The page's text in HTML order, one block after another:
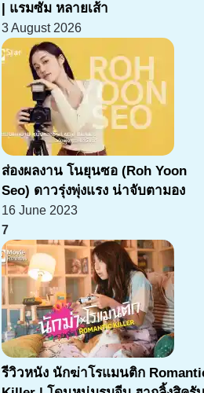
| แรมซัม หลายเส้า
3 August 2026
ส่องผลงาน โนยุนซอ (Roh Yoon
Seo) ดาวรุ่งพุ่งแรง น่าจับตามอง
16 June 2023
7
รีวิวหนัง นักฆ่าโรแมนติก